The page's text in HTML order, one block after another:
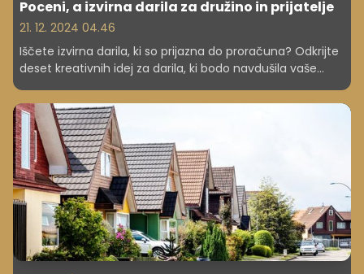
Poceni, a izvirna darila za družino in prijatelje
21. 12. 2024 04.46
Iščete izvirna darila, ki so prijazna do proračuna? Odkrijte
deset kreativnih idej za darila, ki bodo navdušila vaše
bližnje, ne da bi zapravili preveč.